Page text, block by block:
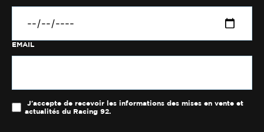
EMAIL
J'accepte de recevoir les informations des mises en vente et
actualités du Racing 92.